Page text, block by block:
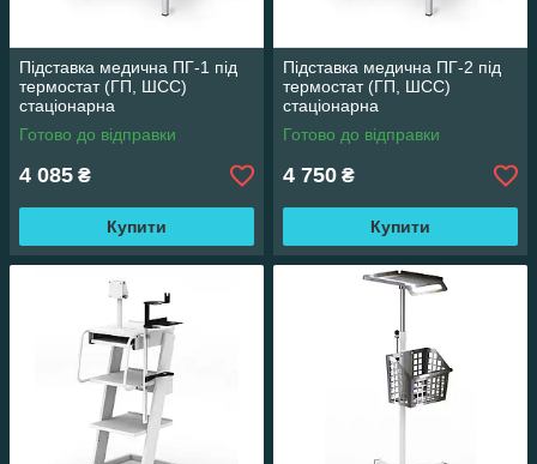
Підставка медична ПГ-1 під
термостат (ГП, ШСС)
стаціонарна
Готово до відправки
4 085 ₴
Купити
Підставка медична ПГ-2 під
термостат (ГП, ШСС)
стаціонарна
Готово до відправки
4 750 ₴
Купити